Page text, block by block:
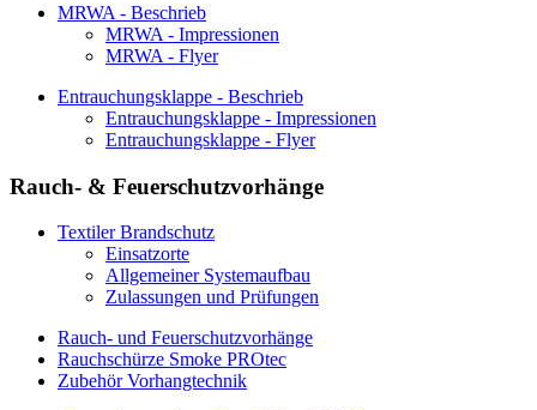
MRWA - Beschrieb
MRWA - Impressionen
MRWA - Flyer
Entrauchungsklappe - Beschrieb
Entrauchungsklappe - Impressionen
Entrauchungsklappe - Flyer
Rauch- & Feuerschutzvorhänge
Textiler Brandschutz
Einsatzorte
Allgemeiner Systemaufbau
Zulassungen und Prüfungen
Rauch- und Feuerschutzvorhänge
Rauchschürze Smoke PROtec
Zubehör Vorhangtechnik